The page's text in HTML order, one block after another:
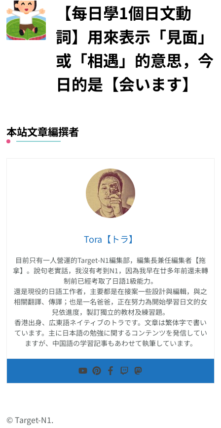
【每日學1個日文動
詞】用來表示「見面」
或「相遇」的意思，今
日的是【会います】
本站文章編撰者
Tora【トラ】
目前只有一人營運的Target-N1編集部，編集長兼任編集者【拖
拿】。說句老實話，我沒有考到N1，因為我早在廿多年前還未轉
制前已經考取了日語1級能力。
還是現役的日語工作者，主要都是在接案一些設計與編輯，與之
相關翻譯、傳譯；也是一名爸爸，正在努力為開始學習日文的女
兒依進度，製訂獨立的教材及練習題。
香港出身、広東語ネイティブのトラです。文章は繁体字で書い
ています。主に日本語の勉強に関するコンテンツを発信してい
ますが、中国語の学習記事もあわせて執筆しています。
© Target-N1.